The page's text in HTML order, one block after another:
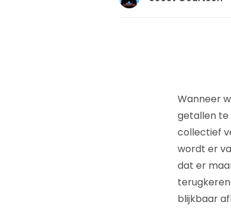
Wanneer
getallen te
collectief
wordt er
dat er
blijkbaar